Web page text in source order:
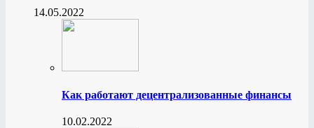
14.05.2022
Как работают децентрализованные финансы
10.02.2022